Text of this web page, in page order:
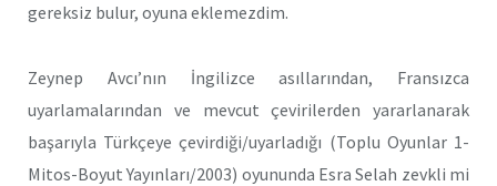
gereksiz bulur, oyuna eklemezdim.
Zeynep Avcı’nın İngilizce asıllarından, Fransızca
uyarlamalarından ve mevcut çevirilerden yararlanarak
başarıyla Türkçeye çevirdiği/uyarladığı (Toplu Oyunlar 1-
Mitos-Boyut Yayınları/2003) oyununda Esra Selah zevkli mi